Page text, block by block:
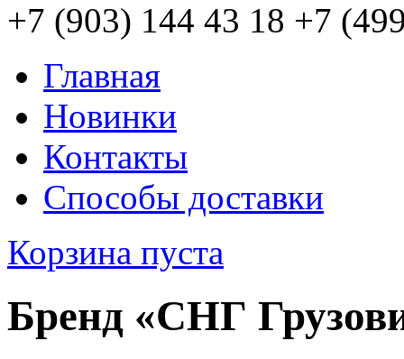
+7 (903) 144 43 18 +7
Главная
Новинки
Контакты
Способы доставки
Корзина пуста
Бренд «СНГ